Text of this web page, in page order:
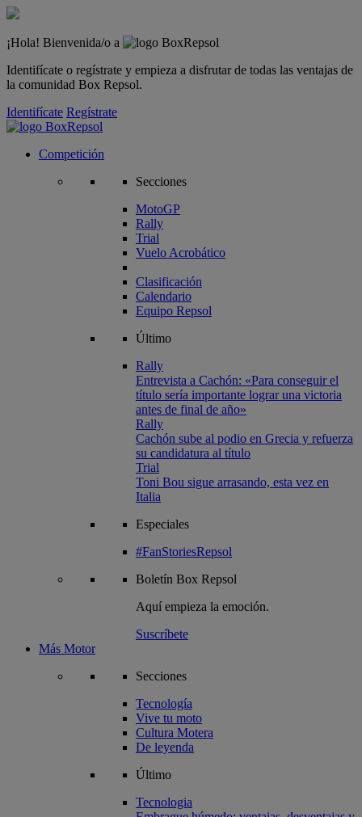
¡Hola! Bienvenida/o a
Identifícate o regístrate y empieza a disfrutar de todas las ventajas de
la comunidad Box Repsol.
Identifícate Regístrate
Competición
Secciones
MotoGP
Rally
Trial
Vuelo Acrobático
Clasificación
Calendario
Equipo Repsol
Último
Rally
Entrevista a Cachón: «Para conseguir el
título sería importante lograr una victoria
antes de final de año»
Rally
Cachón sube al podio en Grecia y refuerza
su candidatura al título
Trial
Toni Bou sigue arrasando, esta vez en
Italia
Especiales
#FanStoriesRepsol
Boletín Box Repsol
Aquí empieza la emoción.
Suscríbete
Más Motor
Secciones
Tecnología
Vive tu moto
Cultura Motera
De leyenda
Último
Tecnologia